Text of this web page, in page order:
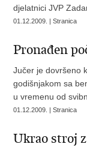
djelatnici JVP
01.12.2009. | Stranica
Pronađen
Jučer je dovršeno
godišnjakom sa
u vremenu od
01.12.2009. | Stranica
Ukrao stroj